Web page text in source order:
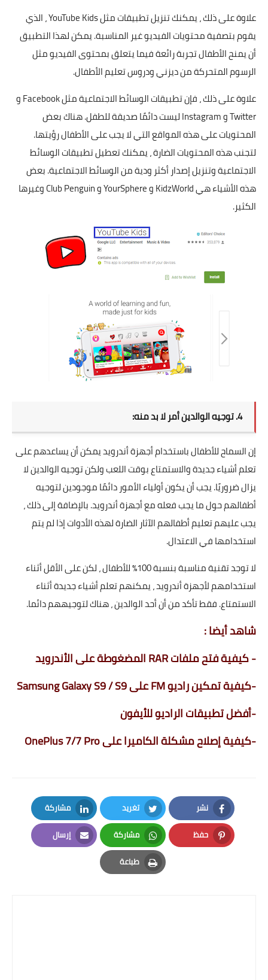
علاوة على ذلك ، يمكنك تنزيل تطبيقات مثلYouTube Kids، الذي
يقوم بتصفية محتويات الفيديو غير المناسبة. يمكن لهذا التطبيق
أن يمنح الأطفال تجربة رائعة فيما يتعلق بمحتوى الفيديو مثل
الرسوم المتحركة من ديزني ودروس تعليم الأطفال.
علاوة على ذلك ، فإن تطبيقات الوسائط الاجتماعية مثل Facebook و
Twitter و Instagram ليست دائمًا صديقة للطفل. هناك بعض
المحتويات على هذه المواقع التي لا يجب على الأطفال رؤيتها.
لتجنب هذه المحتويات الضارة ، يمكنك تعطيل تطبيقات الوسائط
الاجتماعية وتنزيل إصدار أكثر ودية من الوسائط الاجتماعية. بعض
هذه الأشياء هي KidzWorld و YourSphere و Club Penguin وغيرها
الكثير.
4. توجيه الوالدين أمر لا بد منه:
إن السماح للأطفال باستخدام أجهزة أندرويد يمكن أن يساعدهم على
تعلم أشياء جديدة والاستمتاع بوقت اللعب ولكن توجيه الوالدين لا
يزال ضروريًا. يجب أن يكون أولياء الأمور دائمًا موجودين لتوجيه
أطفالهم حول ما يجب فعله مع أجهزة أندرويد. بالإضافة إلى ذلك ،
يجب عليهم تعليم أطفالهم الآثار الضارة لهذه الأدوات إذا لم يتم
استخدامها في الاعتدال.
لا توجد تقنية مناسبة بنسبة 100٪ للأطفال ، لكن على الأقل أثناء
استخدامهم لأجهزة أندرويد ، يمكنهم تعلم أشياء جديدة أثناء
الاستمتاع. فقط تأكد من أن أحد الوالدين ، هناك لتوجيههم دائما.
شاهد أيضا :
-كيفية فتح ملفات RAR المضغوطة على الأندرويد
-كيفية تمكين راديو FM على Samsung Galaxy S9 / S9
-أفضل تطبيقات الراديو للأيفون
-كيفية إصلاح مشكلة الكاميرا على OnePlus 7/7 Pro
نشر
Facebook
تغريد
Twitter
مشاركة
LinkedIn
حفظ
Pinterest
مشاركة
Whatsapp
إرسال
Email
طباعة
Print